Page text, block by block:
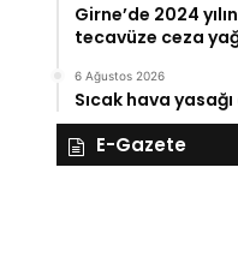
Girne’de 2024
tecavüze ceza
6 Ağustos 2026
Sıcak hava
E-Gazete